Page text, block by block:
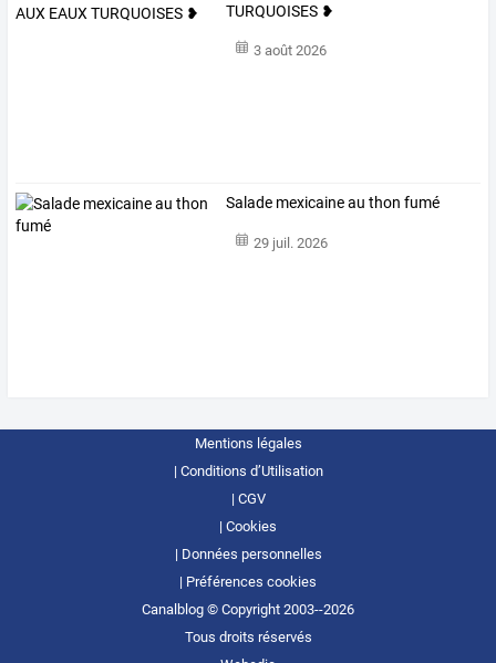
TURQUOISES ❥
3 août 2026
Salade mexicaine au thon fumé
29 juil. 2026
Mentions légales
Conditions d’Utilisation
CGV
Cookies
Données personnelles
Préférences cookies
Canalblog © Copyright 2003--2026
Tous droits réservés